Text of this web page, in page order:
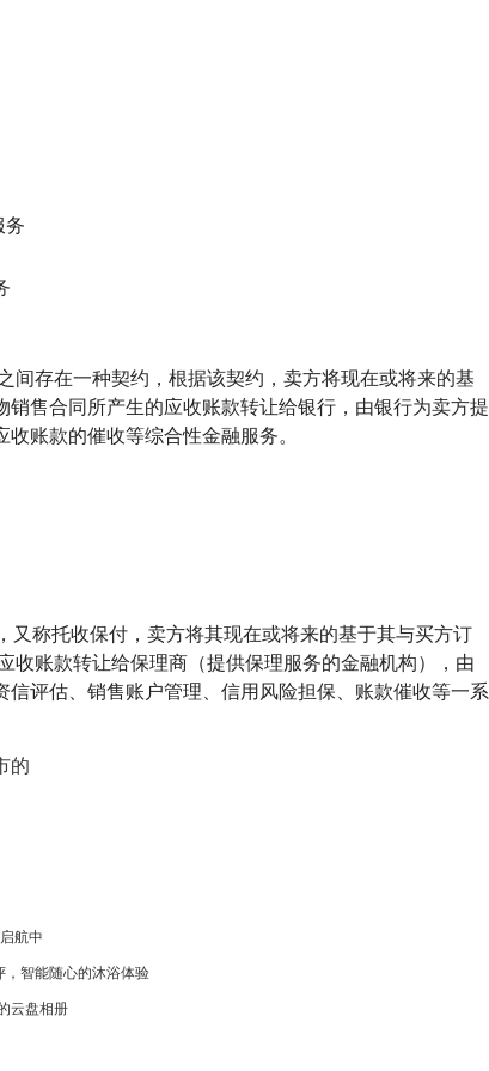
务
间存在一种契约，根据该契约，卖方将现在或将来的基
销售合同所产生的应收账款转让给银行，由银行为卖方提
账款的催收等综合性金融服务。
，又称托收保付，卖方将其现在或将来的基于其与买方订
收账款转让给保理商（提供保理服务的金融机构），由
信评估、销售账户管理、信用风险担保、账款催收等一系
的
航中
，智能随心的沐浴体验
云盘相册